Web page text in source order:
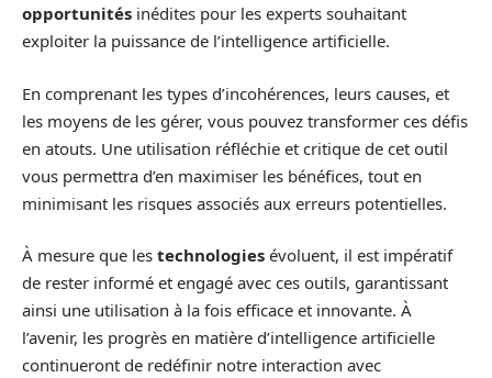
opportunités inédites pour les experts souhaitant
exploiter la puissance de l’intelligence artificielle.
En comprenant les types d’incohérences, leurs causes, et
les moyens de les gérer, vous pouvez transformer ces défis
en atouts. Une utilisation réfléchie et critique de cet outil
vous permettra d’en maximiser les bénéfices, tout en
minimisant les risques associés aux erreurs potentielles.
À mesure que les technologies évoluent, il est impératif
de rester informé et engagé avec ces outils, garantissant
ainsi une utilisation à la fois efficace et innovante. À
l’avenir, les progrès en matière d’intelligence artificielle
continueront de redéfinir notre interaction avec